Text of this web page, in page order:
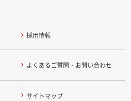
採用情報
よくあるご質問・お問い合わせ
サイトマップ